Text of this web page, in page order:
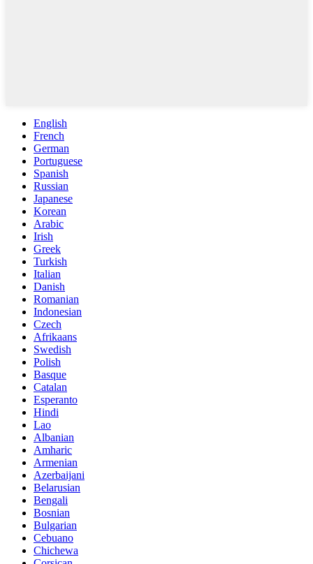
English
French
German
Portuguese
Spanish
Russian
Japanese
Korean
Arabic
Irish
Greek
Turkish
Italian
Danish
Romanian
Indonesian
Czech
Afrikaans
Swedish
Polish
Basque
Catalan
Esperanto
Hindi
Lao
Albanian
Amharic
Armenian
Azerbaijani
Belarusian
Bengali
Bosnian
Bulgarian
Cebuano
Chichewa